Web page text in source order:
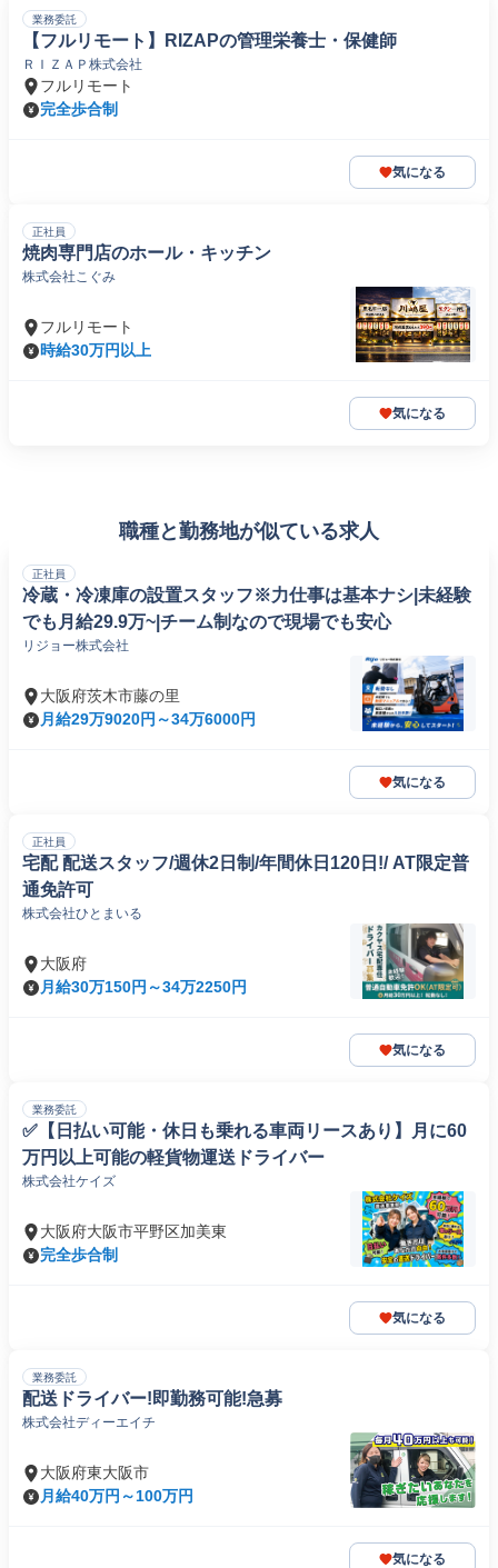
業務委託
【フルリモート】RIZAPの管理栄養士・保健師
ＲＩＺＡＰ株式会社
フルリモート
完全歩合制
気になる
正社員
焼肉専門店のホール・キッチン
株式会社こぐみ
フルリモート
時給30万円以上
気になる
職種と勤務地が似ている求人
正社員
冷蔵・冷凍庫の設置スタッフ※力仕事は基本ナシ|未経験
でも月給29.9万~|チーム制なので現場でも安心
リジョー株式会社
大阪府茨木市藤の里
月給29万9020円～34万6000円
気になる
正社員
宅配 配送スタッフ/週休2日制/年間休日120日!/ AT限定普
通免許可
株式会社ひとまいる
大阪府
月給30万150円～34万2250円
気になる
業務委託
✅【日払い可能・休日も乗れる車両リースあり】月に60
万円以上可能の軽貨物運送ドライバー
株式会社ケイズ
大阪府大阪市平野区加美東
完全歩合制
気になる
業務委託
配送ドライバー!即勤務可能!急募
株式会社ディーエイチ
大阪府東大阪市
月給40万円～100万円
気になる